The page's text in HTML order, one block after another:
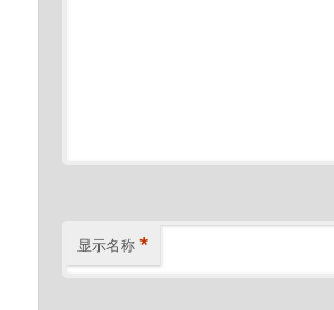
显示名称 *